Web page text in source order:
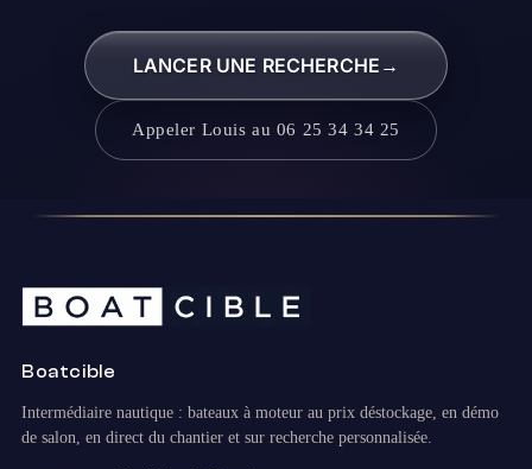
LANCER UNE RECHERCHE →
Appeler Louis au 06 25 34 34 25
Boatcible
Intermédiaire nautique : bateaux à moteur au prix déstockage, en démo
de salon, en direct du chantier et sur recherche personnalisée.